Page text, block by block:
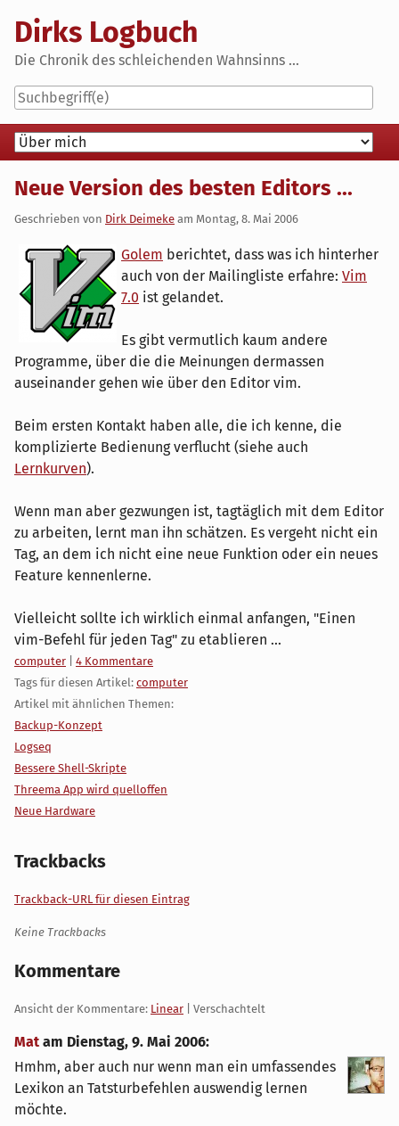
content
Dirks Logbuch
Die Chronik des schleichenden Wahnsinns ...
Navigation
Neue Version des besten Editors ...
Geschrieben von Dirk Deimeke am Montag, 8. Mai 2006
Golem berichtet, dass was ich hinterher
auch von der Mailingliste erfahre: Vim
7.0 ist gelandet.
Es gibt vermutlich kaum andere
Programme, über die die Meinungen dermassen
auseinander gehen wie über den Editor vim.
Beim ersten Kontakt haben alle, die ich kenne, die
komplizierte Bedienung verflucht (siehe auch
Lernkurven).
Wenn man aber gezwungen ist, tagtäglich mit dem Editor
zu arbeiten, lernt man ihn schätzen. Es vergeht nicht ein
Tag, an dem ich nicht eine neue Funktion oder ein neues
Feature kennenlerne.
Vielleicht sollte ich wirklich einmal anfangen, "Einen
vim-Befehl für jeden Tag" zu etablieren ...
Kategorien:
computer
4 Kommentare
Tags für diesen Artikel: computer
Artikel mit ähnlichen Themen:
Backup-Konzept
Logseq
Bessere Shell-Skripte
Threema App wird quelloffen
Neue Hardware
Trackbacks
Trackback-URL für diesen Eintrag
Keine Trackbacks
Kommentare
Ansicht der Kommentare: Linear | Verschachtelt
Mat am Dienstag, 9. Mai 2006:
Hmhm, aber auch nur wenn man ein umfassendes
Lexikon an Tatsturbefehlen auswendig lernen
möchte.